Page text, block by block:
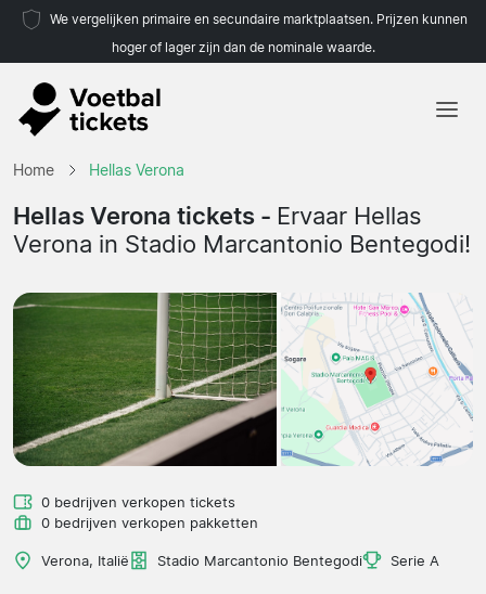
We vergelijken primaire en secundaire marktplaatsen. Prijzen kunnen
hoger of lager zijn dan de nominale waarde.
Competities
Home Hellas Verona
Hellas Verona tickets - Ervaar Hellas
Verona in Stadio Marcantonio Bentegodi!
0 bedrijven verkopen tickets
0 bedrijven verkopen pakketten
Verona, Italië Stadio Marcantonio Bentegodi Serie A